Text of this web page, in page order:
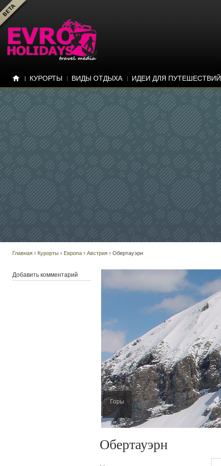
КУРОРТЫ ВИДЫ ОТДЫХА ИДЕИ ДЛЯ ПУТЕШЕСТВИЙ
Главная › Курорты › Европа › Австрия › Обертауэрн
Горы
Обертауэрн
Добавить комментарий